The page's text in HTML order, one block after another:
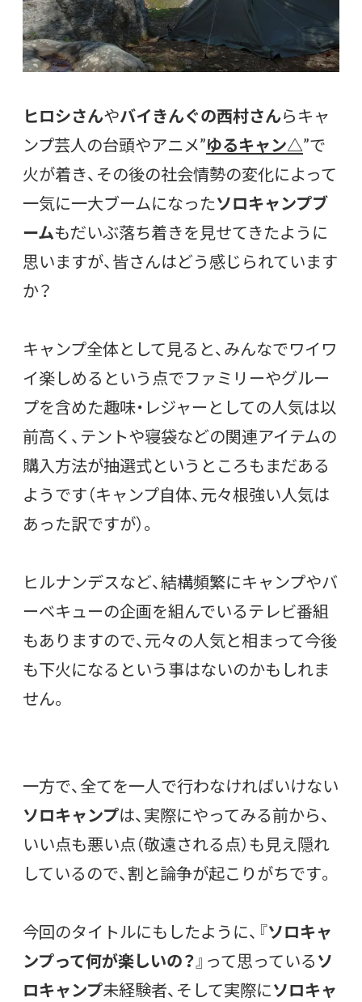
ヒロシさんやバイきんぐの西村さんらキャ
ンプ芸人の台頭やアニメ”ゆるキャン△”で
火が着き、その後の社会情勢の変化によって
一気に一大ブームになったソロキャンプブ
ームもだいぶ落ち着きを見せてきたように
思いますが、皆さんはどう感じられています
か？
キャンプ全体として見ると、みんなでワイワ
イ楽しめるという点でファミリーやグルー
プを含めた趣味・レジャーとしての人気は以
前高く、テントや寝袋などの関連アイテムの
購入方法が抽選式というところもまだある
ようです（キャンプ自体、元々根強い人気は
あった訳ですが）。
ヒルナンデスなど、結構頻繁にキャンプやバ
ーベキューの企画を組んでいるテレビ番組
もありますので、元々の人気と相まって今後
も下火になるという事はないのかもしれま
せん。
一方で、全てを一人で行わなければいけない
ソロキャンプは、実際にやってみる前から、
いい点も悪い点（敬遠される点）も見え隠れ
しているので、割と論争が起こりがちです。
今回のタイトルにもしたように、『ソロキャ
ンプって何が楽しいの？』って思っているソ
ロキャンプ未経験者、そして実際にソロキャ